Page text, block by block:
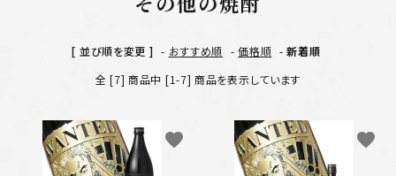
名入れ（縦書き）から選ぶ
名入れ（横書き）から選ぶ
配送方法
[ 並び順を変更 ] - おすすめ順 -価格順 -新着順
全 [7] 商品中 [1-7] 商品を表示しています
favorite favorite